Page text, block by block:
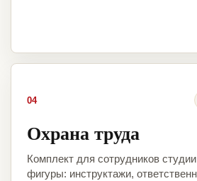
04
Охрана труда
Комплект для сотрудников
фигуры: инструктажи,